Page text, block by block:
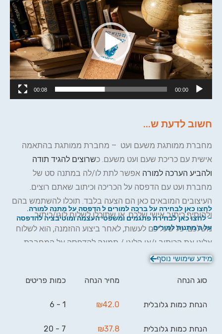
וידאו
00:00
00:08
חשוב לדעת ש...
מחברת ממותגת משעם ועט – מחברת ממותגת בהתאמה
אישית עם כריכת שעם ועט משעם. כשרוצים להגיד תודה
ולהביע הערכה למורה אפשר לתת לו/לה במתנה סט של
מחברת ועט עם הדפסה על הכריכה וכיתוב שאתם רוצים.
העיצובים המובאים כאן הם הצעה בלבד. תוכלו להשתמש בהם
ולהוסיף כיתוב אישי שלכם, או שתוכלו לשלוח לוגו/כיתוב
משלכם. כל שעליכם לעשות, לאחר ביצוע ההזמנה, הוא לשלוח
אלינו את הכיתוב ו/או הלוגו / תמונה להדפסה על המחברת
וביג בן יעשה את השאר.
לחצו כאן לבחירה על ברכה למורים ל הדפסה על מתנה למורה.
– לחצו כאן לבחירת פתגמים ומשפטי העצמה ומוטיבציה להדפסה
על ה מתנות למורים.
מידע שימושי נוסף
סוג הנחה מחיר הנחה כמות פריטים
הנחת כמות גלובלית ₪42.0
1 - 6
הנחת כמות גלובלית ₪37.8
7 - 20